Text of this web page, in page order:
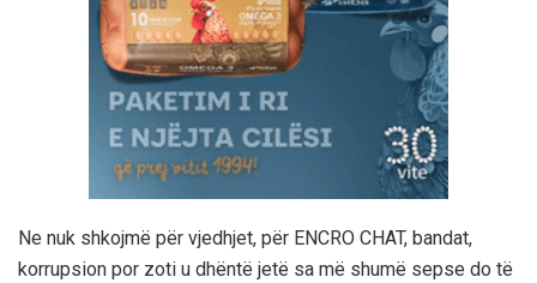
Ne nuk shkojmë për vjedhjet, për ENCRO CHAT, bandat,
korrupsion por zoti u dhëntë jetë sa më shumë sepse do të